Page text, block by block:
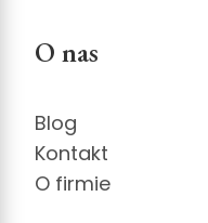
Linki w stopce
O nas
Blog
Kontakt
O firmie